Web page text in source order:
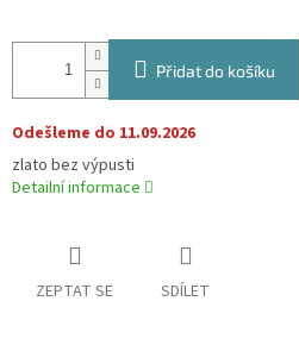
Přidat do košíku
Odešleme do 11.09.2026
zlato bez výpusti
Detailní informace
ZEPTAT SE SDÍLET